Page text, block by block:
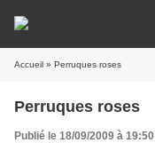
Accueil » Perruques roses
Perruques roses
Publié le 18/09/2009 à 19:50